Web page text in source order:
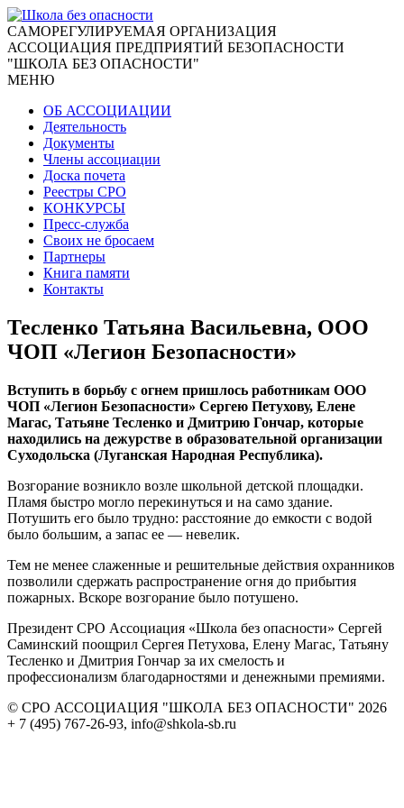
CАМОРЕГУЛИРУЕМАЯ ОРГАНИЗАЦИЯ
АССОЦИАЦИЯ ПРЕДПРИЯТИЙ БЕЗОПАСНОСТИ
"ШКОЛА БЕЗ ОПАСНОСТИ"
МЕНЮ
ОБ АССОЦИАЦИИ
Деятельность
Документы
Члены ассоциации
Доска почета
Реестры СРО
КОНКУРСЫ
Пресс-служба
Своих не бросаем
Партнеры
Книга памяти
Контакты
Тесленко Татьяна Васильевна, ООО
ЧОП «Легион Безопасности»
Вступить в борьбу с огнем пришлось работникам ООО
ЧОП «Легион Безопасности» Сергею Петухову, Елене
Магас, Татьяне Тесленко и Дмитрию Гончар, которые
находились на дежурстве в образовательной организации
Суходольска (Луганская Народная Республика).
Возгорание возникло возле школьной детской площадки.
Пламя быстро могло перекинуться и на само здание.
Потушить его было трудно: расстояние до емкости с водой
было большим, а запас ее — невелик.
Тем не менее слаженные и решительные действия охранников
позволили сдержать распространение огня до прибытия
пожарных. Вскоре возгорание было потушено.
Президент СРО Ассоциация «Школа без опасности» Сергей
Саминский поощрил Сергея Петухова, Елену Магас, Татьяну
Тесленко и Дмитрия Гончар за их смелость и
профессионализм благодарностями и денежными премиями.
© СРО АССОЦИАЦИЯ "ШКОЛА БЕЗ ОПАСНОСТИ" 2026
+ 7 (495) 767-26-93, info@shkola-sb.ru